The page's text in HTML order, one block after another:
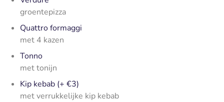
groentepizza
Quattro formaggi
met 4 kazen
Tonno
met tonijn
Kip kebab (+ €3)
met verrukkelijke kip kebab